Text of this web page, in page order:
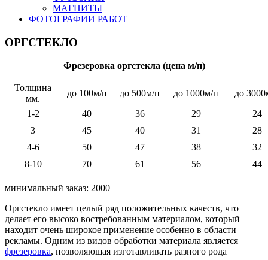
МАГНИТЫ
ФОТОГРАФИИ РАБОТ
ОРГСТЕКЛО
Фрезеровка оргстекла (цена м/п)
Толщина
мм.
до 100м/п до 500м/п до 1000м/п
до
1-2
40 36 29
24
3
45 40 31
28
4-6
50 47 38
32
8-10
70 61 56 44
минимальный заказ: 2000
Оргстекло имеет целый ряд положительных качеств, что
делает его высоко востребованным материалом, который
находит очень широкое применение особенно в области
рекламы. Одним из видов обработки материала является
фрезеровка, позволяющая изготавливать разного рода